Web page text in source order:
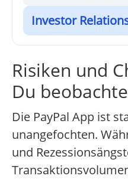
Investor
Risiken und
Du
Die PayPal App ist
unangefochten.
und